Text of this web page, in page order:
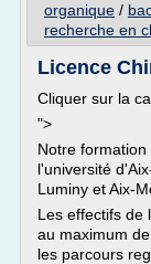
organique /
recherche en
Licence
Cliquer sur la
">
Notre
l'université
Luminy et Aix-
Les effectifs de
au maximum
les parcours